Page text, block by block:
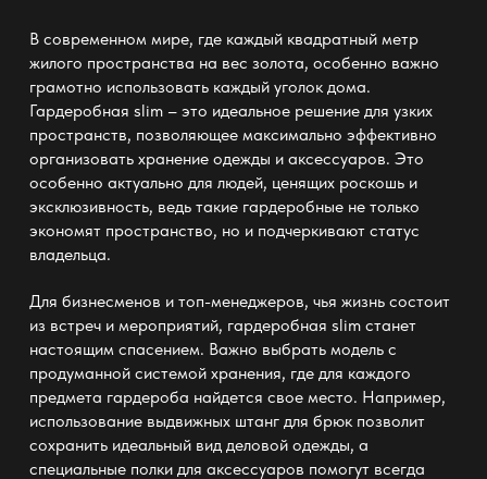
В современном мире, где каждый квадратный метр
жилого пространства на вес золота, особенно важно
грамотно использовать каждый уголок дома.
Гардеробная slim– это идеальное решение для узких
пространств, позволяющее максимально эффективно
организовать хранение одежды и аксессуаров. Это
особенно актуально для людей, ценящих роскошь и
эксклюзивность, ведь такие гардеробные не только
экономят пространство, но и подчеркивают статус
владельца.
Для бизнесменов и топ-менеджеров, чья жизнь состоит
из встреч и мероприятий, гардеробная slimстанет
настоящим спасением. Важно выбрать модель с
продуманной системой хранения, где для каждого
предмета гардероба найдется свое место. Например,
использование выдвижных штанг для брюк позволит
сохранить идеальный вид деловой одежды, а
специальные полки для аксессуаров помогут всегда